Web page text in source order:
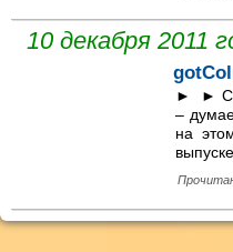
10 декабря 2011
► ►
–
на